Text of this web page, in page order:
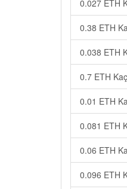
0.027 ETH
0.38 ETH
0.038 ETH
0.7 ETH
0.01 ETH
0.081 ETH
0.06 ETH
0.096 ETH